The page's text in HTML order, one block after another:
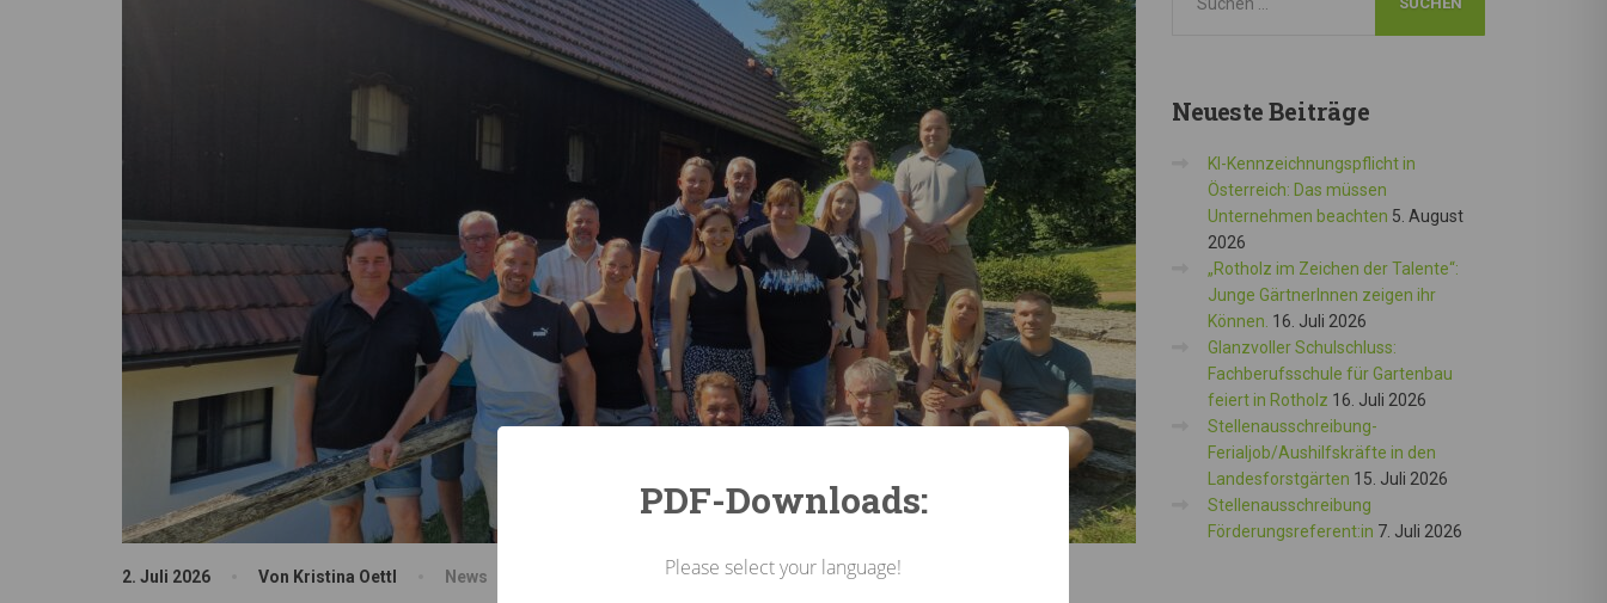
2. Juli 2026 Von Kristina Oettl News
NeuesteBeiträge
KI-Kennzeichnungspflicht in
Österreich: Das müssen
Unternehmen beachten 5. August
2026
„Rotholz im Zeichen der Talente“:
Junge GärtnerInnen zeigen ihr
Können. 16. Juli 2026
Glanzvoller Schulschluss:
Fachberufsschule für Gartenbau
feiert in Rotholz 16. Juli 2026
Stellenausschreibung-
Ferialjob/Aushilfskräfte in den
Landesforstgärten 15. Juli 2026
Stellenausschreibung
Förderungsreferent:in 7. Juli 2026
PDF-Downloads:
Please select your language!